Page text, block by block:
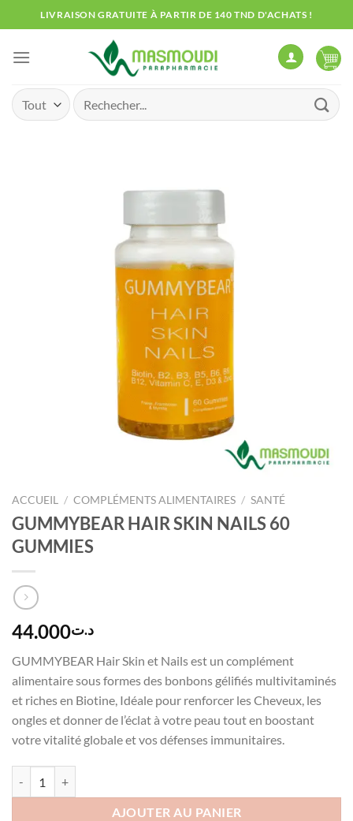
au
contenu
LIVRAISON GRATUITE À PARTIR DE 140 TND D'ACHATS !
Recherche
pour :
ACCUEIL / COMPLÉMENTS ALIMENTAIRES / SANTÉ
GUMMYBEAR HAIR SKIN NAILS 60
GUMMIES
د.ت44.000
GUMMYBEAR Hair Skin et Nails est un complément
alimentaire sous formes des bonbons gélifiés multivitaminés
et riches en Biotine, Idéale pour renforcer les Cheveux, les
ongles et donner de l’éclat à votre peau tout en boostant
votre vitalité globale et vos défenses immunitaires.
AJOUTER AU PANIER